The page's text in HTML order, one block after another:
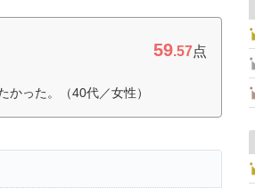
59.57点
かった。（40代／女性）